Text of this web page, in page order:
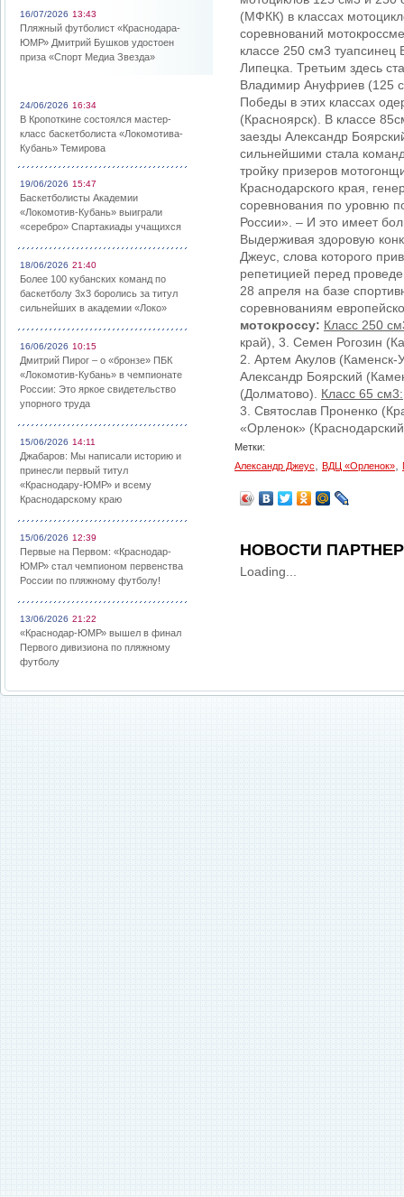
16/07/2026 13:43
Пляжный футболист «Краснодара-
ЮМР» Дмитрий Бушков удостоен
приза «Спорт Медиа Звезда»
24/06/2026 16:34
В Кропоткине состоялся мастер-
класс баскетболиста «Локомотива-
Кубань» Темирова
19/06/2026 15:47
Баскетболисты Академии
«Локомотив-Кубань» выиграли
«серебро» Спартакиады учащихся
18/06/2026 21:40
Более 100 кубанских команд по
баскетболу 3х3 боролись за титул
сильнейших в академии «Локо»
16/06/2026 10:15
Дмитрий Пирог – о «бронзе» ПБК
«Локомотив-Кубань» в чемпионате
России: Это яркое свидетельство
упорного труда
15/06/2026 14:11
Джабаров: Мы написали историю и
принесли первый титул
«Краснодару-ЮМР» и всему
Краснодарскому краю
15/06/2026 12:39
Первые на Первом: «Краснодар-
ЮМР» стал чемпионом первенства
России по пляжному футболу!
13/06/2026 21:22
«Краснодар-ЮМР» вышел в финал
Первого дивизиона по пляжному
футболу
(МФКК) в классах
соревнований
классе 250 см3
Липецка. Третьим здесь
Владимир Ануфриев (125
Победы в этих классах
(Красноярск). В классе
заезды Александр
сильнейшими стала
тройку призеров
Краснодарского края,
соревнования по уровню
России». – И это имеет
Выдерживая здоровую
Джеус, слова которого
репетицией перед
28 апреля на базе
соревнованиям
мотокроссу: Класс 250
край), 3. Семен Рогозин
2. Артем Акулов
Александр Боярский
(Долматово). Класс 65 см3:
3. Святослав Проненко
«Орленок»
Метки:
Александр Джеус
ВДЦ «Орленок»
НОВОСТИ
Loading...